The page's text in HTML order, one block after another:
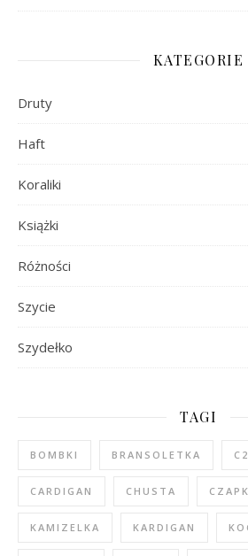
KATEGORIE
Druty
Haft
Koraliki
Książki
Różności
Szycie
Szydełko
TAGI
BOMBKI BRANSOLETKA
CARDIGAN CHUSTA
KAMIZELKA KARDIGAN